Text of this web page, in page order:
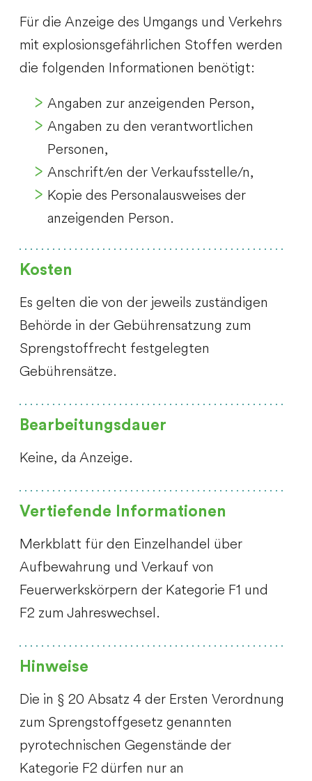
Für die Anzeige des Umgangs und Verkehrs
mit explosionsgefährlichen Stoffen werden
die folgenden Informationen benötigt:
Angaben zur anzeigenden Person,
Angaben zu den verantwortlichen
Personen,
Anschrift/en der Verkaufsstelle/n,
Kopie des Personalausweises der
anzeigenden Person.
Kosten
Es gelten die von der jeweils zuständigen
Behörde in der Gebührensatzung zum
Sprengstoffrecht festgelegten
Gebührensätze.
Bearbeitungsdauer
Keine, da Anzeige.
Vertiefende Informationen
Merkblatt für den Einzelhandel über
Aufbewahrung und Verkauf von
Feuerwerkskörpern der Kategorie F1 und
F2 zum Jahreswechsel.
Hinweise
Die in § 20 Absatz 4 der Ersten Verordnung
zum Sprengstoffgesetz genannten
pyrotechnischen Gegenstände der
Kategorie F2 dürfen nur an